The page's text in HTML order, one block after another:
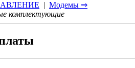
| Модемы ⇒
комплектующие